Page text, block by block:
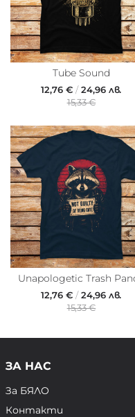
Tube Sound
12,76 € /24,96 лв.
15,33 €
Unapologetic Trash
12,76 € /24,96 лв.
15,33 €
ЗА НАС
За БЯЛО
Контакти